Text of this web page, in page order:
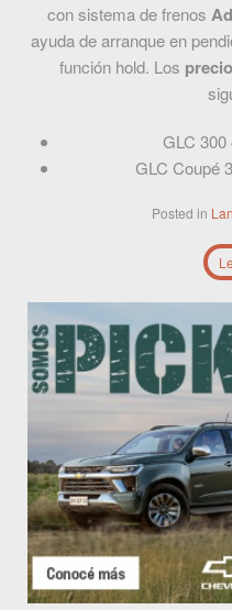
con sistema de frenos
ayuda de arranque en
función hold. Los
GLC
GLC Coupé
Posted in